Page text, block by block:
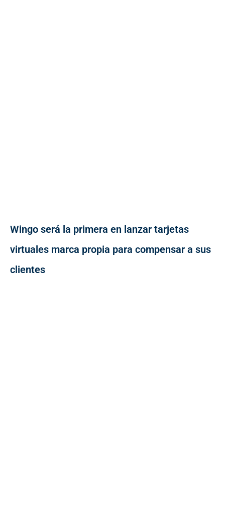
Wingo será la primera en lanzar tarjetas
virtuales marca propia para compensar a sus
clientes